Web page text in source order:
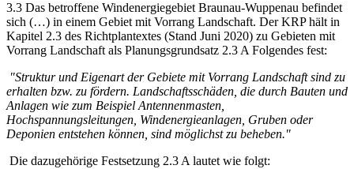
3.3 Das betroffene Windenergiegebiet Braunau-Wuppenau befindet
sich (…) in einem Gebiet mit Vorrang Landschaft. Der KRP hält in
Kapitel 2.3 des Richtplantextes (Stand Juni 2020) zu Gebieten mit
Vorrang Landschaft als Planungsgrundsatz 2.3 A Folgendes fest:
"Struktur und Eigenart der Gebiete mit Vorrang Landschaft sind zu
erhalten bzw. zu fördern. Landschaftsschäden, die durch Bauten und
Anlagen wie zum Beispiel Antennenmasten,
Hochspannungsleitungen, Windenergieanlagen, Gruben oder
Deponien entstehen können, sind möglichst zu beheben."
Die dazugehörige Festsetzung 2.3 A lautet wie folgt: